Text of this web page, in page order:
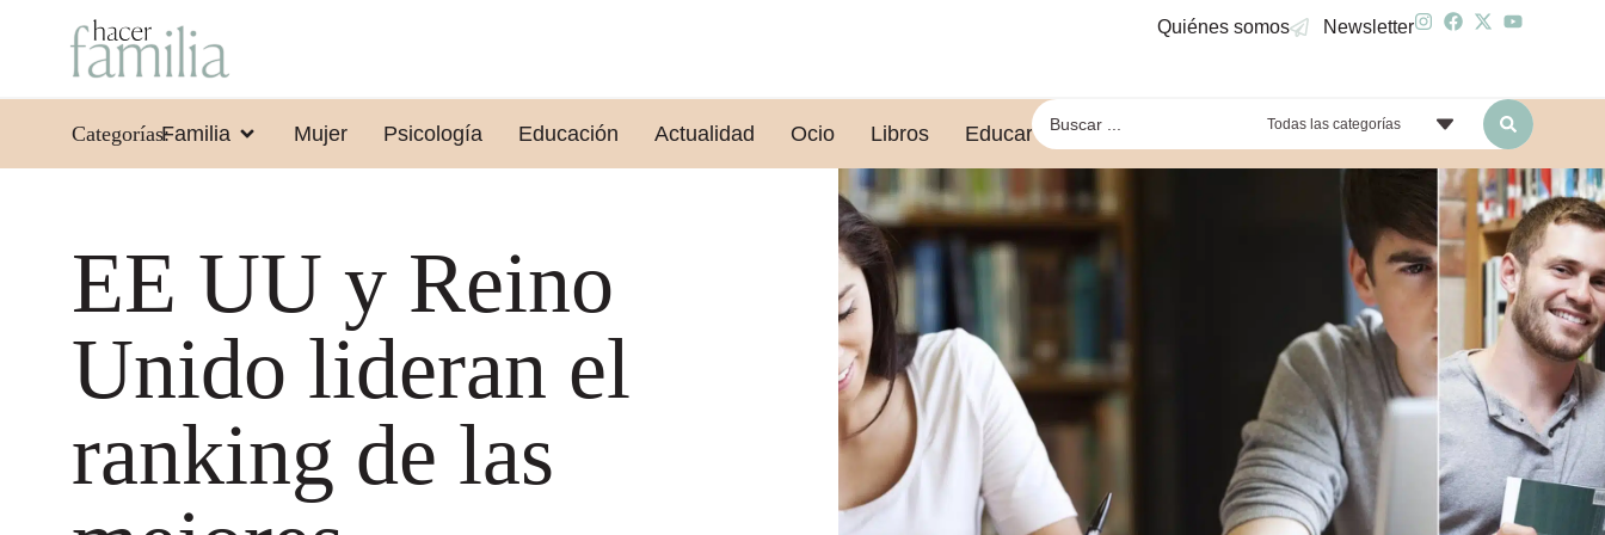
Quiénes somos Newsletter
Categorías:Familia Mujer Psicología Educación Actualidad Ocio Libros Educar leyendo Todas las categorías
EE UU y Reino
Unido lideran el
ranking de las